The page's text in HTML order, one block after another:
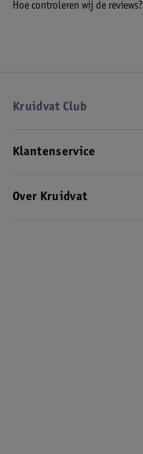
Hoe controleren wij de reviews?
Kruidvat Club
Klantenservice
Over Kruidvat